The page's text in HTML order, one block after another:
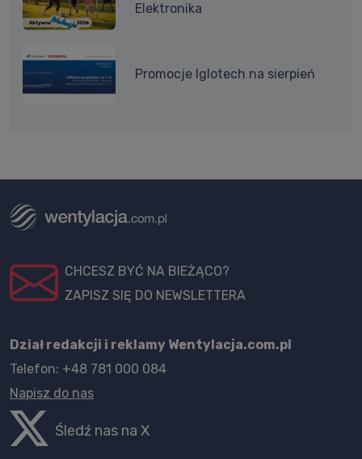
Elektronika
Promocje Iglotech na sierpień
CHCESZ BYĆ NA BIEŻĄCO?
ZAPISZ SIĘ DO NEWSLETTERA
Dział redakcji i reklamy Wentylacja.com.pl
Telefon: +48 781 000 084
Napisz do nas
Śledź nas na X